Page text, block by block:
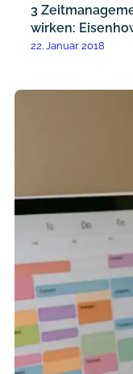
3
wirken:
22. Januar 2018